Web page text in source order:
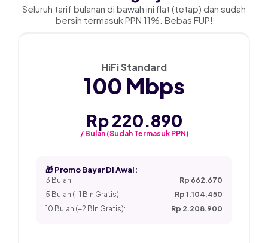
Seluruh tarif bulanan di bawah ini flat (tetap) dan sudah
bersih termasuk PPN 11%. Bebas FUP!
HiFi Standard
100 Mbps
Rp 220.890
/ Bulan (Sudah Termasuk PPN)
🎁 Promo Bayar Di Awal:
3 Bulan:
Rp 662.670
5 Bulan (+1 Bln Gratis):
Rp 1.104.450
10 Bulan (+2 Bln Gratis):
Rp 2.208.900